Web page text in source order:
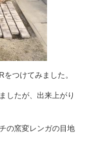
つけてみました。
したが、出来上がり
の窯変レンガの目地